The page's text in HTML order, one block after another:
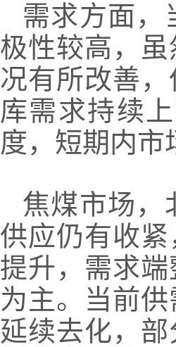
需求方面，
极性较高，
况有所改善
库需求持续
度，短期内市
焦煤市场，
供应仍有收
提升，需求
为主。当前
延续去化，